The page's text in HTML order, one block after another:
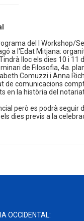
del I Workshop/
a l'Edat Mitjana:
lloc els dies 10 i 11
de Filosofia, 4a.
Comuzzi i Anna
de comunicacions
en la història del
però es podrà
dies previs a la
OCCIDENTAL: